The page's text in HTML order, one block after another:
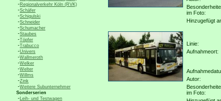
-Regionalverkehr Köln (RVK)
-Schäfer
-Schigulski
-Schneider
-Schumacher
-Staubes
-Töpfer
-Trabucco
-Univers
-Wallmeroth
-Welker
-Welter
-Willms
-Zink
-Weitere Subunternehmer
Sonderserien
-Leih- und Testwagen
im Foto:
Hinzugefügt
Linie:
Aufnahmeort:
Autor:
im Foto: